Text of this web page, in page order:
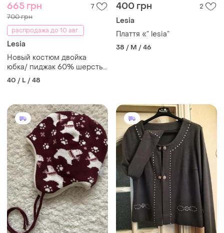
665 грн 7
700 грн
распродажа до 10 авг.
Lesia
Новый костюм двойка
юбка/ пиджак 60% шерсть
💣
40 / L / 48
400 грн 2
Lesia
Плаття «” lesia”
38 / M / 46